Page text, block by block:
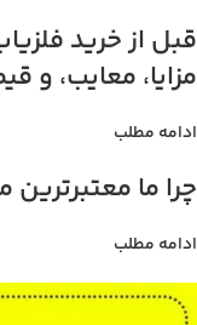
مزایا، معایب، و
ادامه مطلب
چرا ما
ادامه مطلب